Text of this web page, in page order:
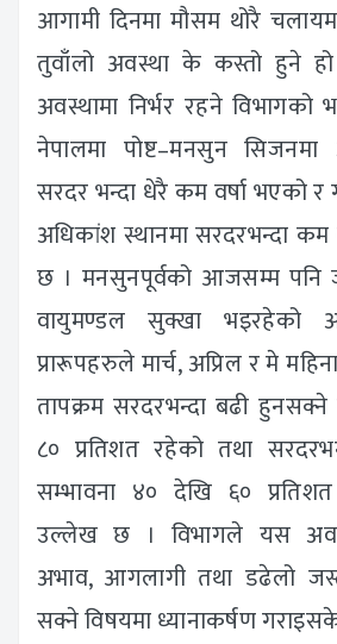
आगामी दिनमा मौसम थोरै
तुवाँलो अवस्था के कस्तो हुने हो
अवस्थामा निर्भर रहने
नेपालमा पोष्ट–मनसुन
सरदर भन्दा धेरै कम वर्षा भएको र
अधिकांश स्थानमा सरदरभन्दा कम
छ । मनसुनपूर्वको आजसम्म पनि
वायुमण्डल सुक्खा भइरहेको
प्रारूपहरुले मार्च, अप्रिल र मे
तापक्रम सरदरभन्दा बढी
८० प्रतिशत रहेको तथा
सम्भावना ४० देखि ६० प्रतिशत
उल्लेख छ । विभागले यस
अभाव, आगलागी तथा डढेलो
सक्ने विषयमा ध्यानाकर्षण